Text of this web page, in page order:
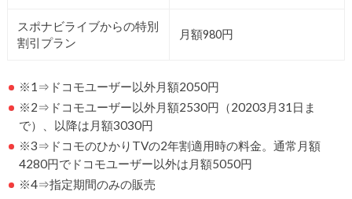
スポナビライブからの特別
割引プラン
月額980円
※1⇒ドコモユーザー以外月額2050円
※2⇒ドコモユーザー以外月額2530円（20203月31日ま
で）、以降は月額3030円
※3⇒ドコモのひかりTVの2年割適用時の料金。通常月額
4280円でドコモユーザー以外は月額5050円
※4⇒指定期間のみの販売